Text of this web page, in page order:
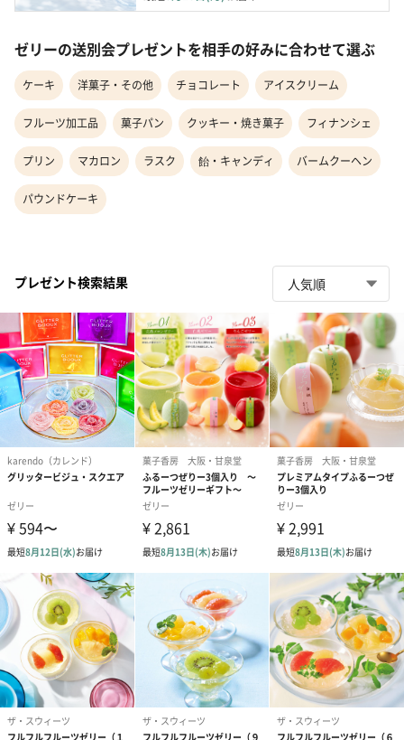
ゼリーの送別会プレゼントを相手の好みに合わせて選ぶ
ケーキ 洋菓子・その他 チョコレート アイスクリーム
フルーツ加工品 菓子パン クッキー・焼き菓子 フィナンシェ
プリン マカロン ラスク 飴・キャンディ バームクーヘン
パウンドケーキ
プレゼント検索結果